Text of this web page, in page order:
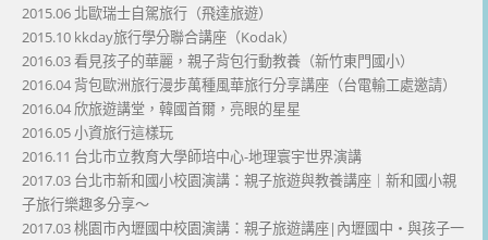
2015.06 北歐瑞士自駕旅行（飛達旅遊）
2015.10 kkday旅行學分聯合講座（Kodak）
2016.03 看見孩子的華麗，親子背包行動教養（新竹東門國小）
2016.04 背包歐洲旅行漫步萬種風華旅行分享講座（台電輸工處邀請）
2016.04 欣旅遊講堂，韓國首爾，亮眼的星星
2016.05 小資旅行這樣玩
2016.11 台北市立教育大學師培中心-地理寰宇世界演講
2017.03 台北市新和國小校園演講：親子旅遊與教養講座｜新和國小親
子旅行樂趣多分享～
2017.03 桃園市內壢國中校園演講：親子旅遊講座|內壢國中・與孩子一